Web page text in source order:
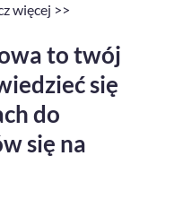
więcej >>
to twój
się
do
się na